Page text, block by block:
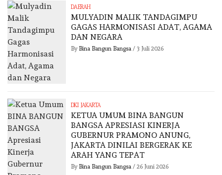
DAERAH
MULYADIN MALIK TANDAGIMPU
GAGAS HARMONISASI ADAT, AGAMA
DAN NEGARA
By Bina Bangun Bangsa/ 3 Juli 2026
DKI JAKARTA
KETUA UMUM BINA BANGUN
BANGSA APRESIASI KINERJA
GUBERNUR PRAMONO ANUNG,
JAKARTA DINILAI BERGERAK KE
ARAH YANG TEPAT
By Bina Bangun Bangsa/ 26 Juni 2026